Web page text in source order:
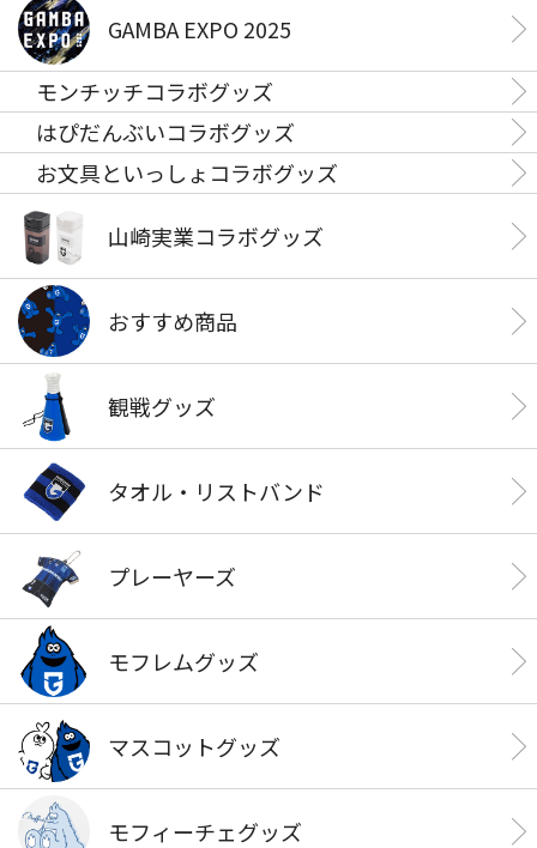
GAMBA EXPO 2025
モンチッチコラボグッズ
はぴだんぶいコラボグッズ
お文具といっしょコラボグッズ
山崎実業コラボグッズ
おすすめ商品
観戦グッズ
タオル・リストバンド
プレーヤーズ
モフレムグッズ
マスコットグッズ
モフィーチェグッズ